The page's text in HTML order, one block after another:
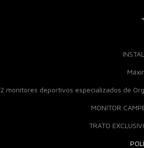
2 monitores deportivos especializados de
MONITOR
TRATO